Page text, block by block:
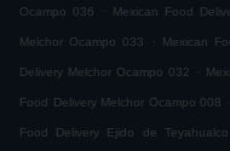
Ocampo 036 . Mexican Food
Melchor Ocampo 033 . Mexican
Delivery Melchor Ocampo 032 .
Food Delivery Melchor Ocampo 008
Food Delivery Ejido de